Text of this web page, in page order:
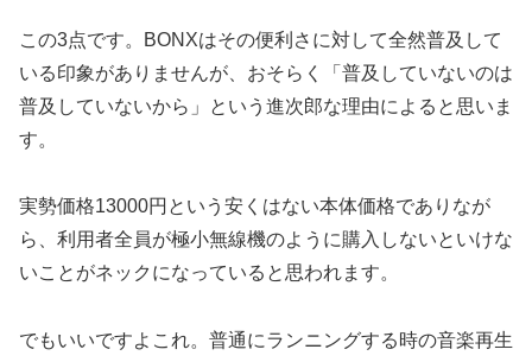
この3点です。BONXはその便利さに対して全然普及して
いる印象がありませんが、おそらく「普及していないのは
普及していないから」という進次郎な理由によると思いま
す。
実勢価格13000円という安くはない本体価格でありなが
ら、利用者全員が極小無線機のように購入しないといけな
いことがネックになっていると思われます。
でもいいですよこれ。普通にランニングする時の音楽再生